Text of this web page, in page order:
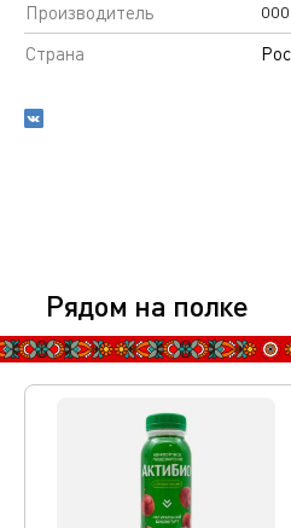
Производитель
ООО
Страна
Рядом на полке